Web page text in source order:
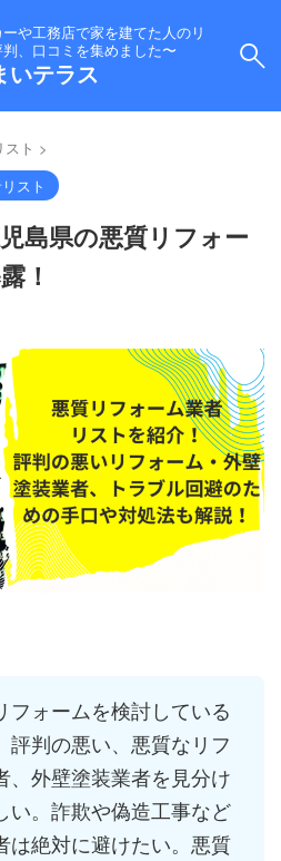
や工務店で家を建てた人のリ
、口コミを集めました〜
いテラス
ト >
スト
島県の悪質リフォー
！
フォームを検討している
評判の悪い、悪質なリフ
、外壁塗装業者を見分け
い。詐欺や偽造工事など
は絶対に避けたい。悪質